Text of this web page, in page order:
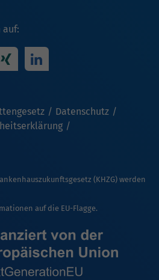
auf:
Datenschutz
(KHZG) werden
auf die EU-Flagge.